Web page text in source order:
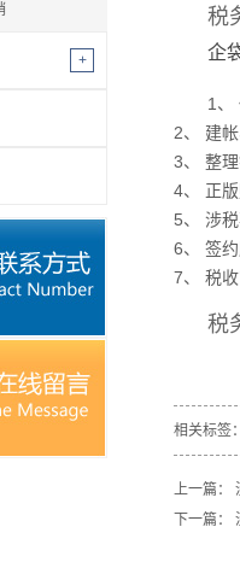
税
企
1、
2、 建
3、 整
4、 正
5、 涉
6、 签
7、 税
税
相关标签：
上一篇：
下一篇：